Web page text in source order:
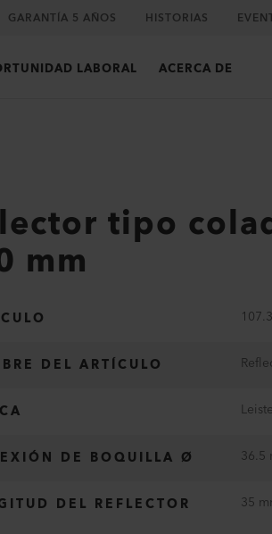
GARANTÍA 5 AÑOS HISTORIAS
LABORAL ACERCA DE
tipo
mm
DEL ARTÍCULO
DE BOQUILLA Ø 36.5
DEL REFLECTOR
35